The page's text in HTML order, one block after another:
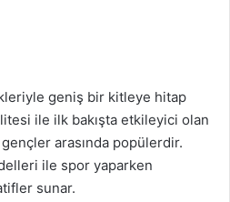
geniş bir kitleye hitap
ile ilk bakışta etkileyici olan
arasında popülerdir.
ile spor yaparken
sunar.